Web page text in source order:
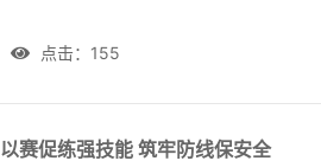
点击： 155
以赛促练强技能 筑牢防线保安全